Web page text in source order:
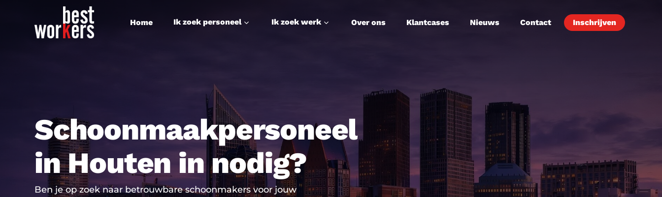
Home Ik zoek personeel Ik zoek werk Over ons Klantcases Nieuws Contact Inschrijven
Schoonmaakpersoneel
in Houten in nodig?
Ben je op zoek naar betrouwbare schoonmakers voor jouw